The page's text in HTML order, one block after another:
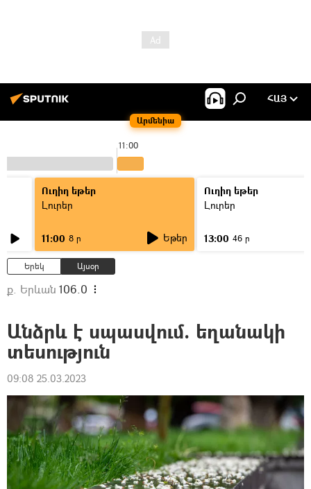
Արմենիա
ՀԱՅ
11:00
Ուղիղ եթեր
Լուրեր
11:00 8 ր Եթեր
Ուղիղ եթեր
Լուրեր
13:00 46 ր
Երեկ Այսօր
ք. Երևան 106.0
Անձրև է սպասվում. եղանակի
տեսություն
09:08 25.03.2023